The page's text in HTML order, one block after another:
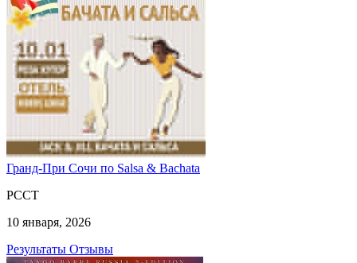
Гранд-При Сочи по Salsa & Bachata
РССТ
10 января, 2026
Результаты Отзывы